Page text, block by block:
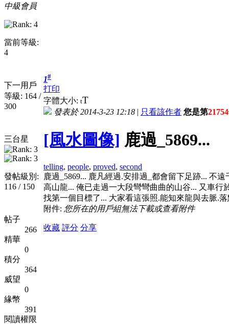
中級會員
當前等級:
4
下一用戶
等級: 164 /
300
三台星
發帖級別:
116 / 150
帖子
266
精華
0
積分
364
威望
0
緣幣
391
閱讀權限
1#
打印
字體大小: tT
發表於 2014-3-23 12:18 | 只看該作者 您是第21754
[風水圖像] 鹿過_5869...
telling, people, proved, second
鹿過_5869... 鹿凡經過.安排過_都會留下足跡... 不
高山龍... 俺已走過一大段彎彎曲曲的山谷... 又車
找第一個目標了... 大家看這張照.能知來龍與去脈.
附件: 您所在的用戶組無法下載或查看附件
收藏 評分 分享